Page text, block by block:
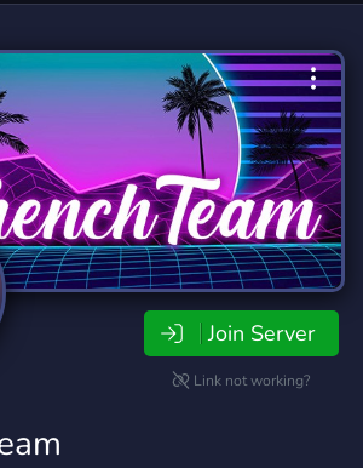
Join Server
Link not working?